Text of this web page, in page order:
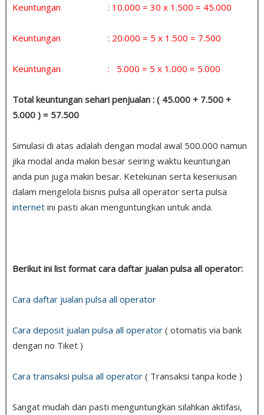
Keuntungan : 10.000 = 30 x 1.500 = 45.000
Keuntungan : 20.000 = 5 x 1.500 = 7.500
Keuntungan : 5.000 = 5 x 1.000 = 5.000
Total keuntungan sehari penjualan : ( 45.000 + 7.500 +
5.000 ) = 57.500
Simulasi di atas adalah dengan modal awal 500.000 namun
jika modal anda makin besar seiring waktu keuntungan
anda pun juga makin besar. Ketekunan serta keseriusan
dalam mengelola bisnis pulsa all operator serta pulsa
internet ini pasti akan menguntungkan untuk anda.
Berikut ini list format cara daftar jualan pulsa all operator:
Cara daftar jualan pulsa all operator
Cara deposit jualan pulsa all operator ( otomatis via bank
dengan no Tiket )
Cara transaksi pulsa all operator ( Transaksi tanpa kode )
Sangat mudah dan pasti menguntungkan silahkan aktifasi,